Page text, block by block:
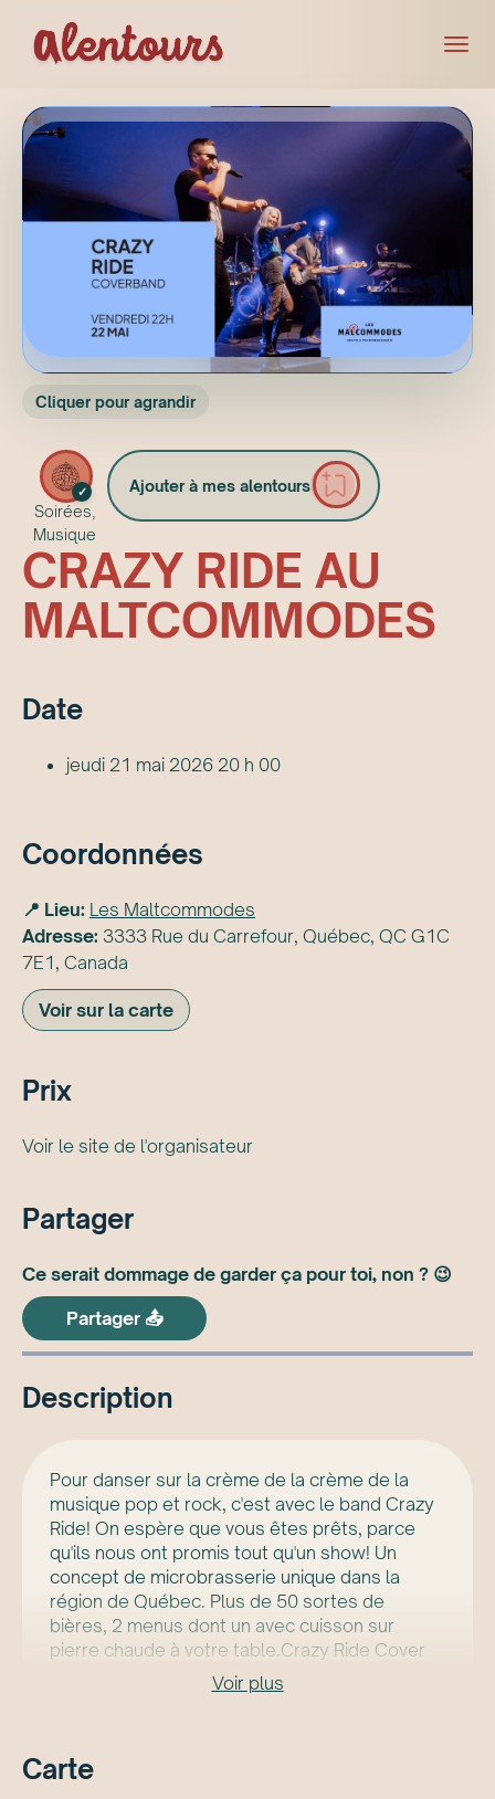
Cliquer pour agrandir
✓
Soirées,
Musique
Ajouter à mes alentours
CRAZY RIDE AU
MALTCOMMODES
Date
jeudi 21 mai 2026 20 h 00
Coordonnées
📍 Lieu: Les Maltcommodes
Adresse: 3333 Rue du Carrefour, Québec, QC G1C
7E1, Canada
Voir sur la carte
Prix
Voir le site de l'organisateur
Partager
Ce serait dommage de garder ça pour toi, non ? 😉
Partager 📤
Description
Pour danser sur la crème de la crème de la
musique pop et rock, c'est avec le band Crazy
Ride! On espère que vous êtes prêts, parce
qu'ils nous ont promis tout qu'un show! Un
concept de microbrasserie unique dans la
région de Québec. Plus de 50 sortes de
bières, 2 menus dont un avec cuisson sur
pierre chaude à votre table.Crazy Ride Cover
Band : La recette du succès pour vos
Voir plus
Carte